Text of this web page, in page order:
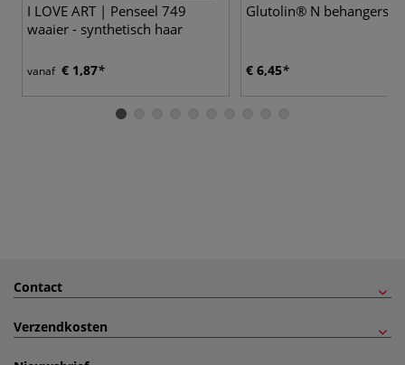
I LOVE ART | Penseel 749
waaier - synthetisch haar
vanaf € 1,87
Glutolin® N
€ 6,45
Contact
Verzendkosten